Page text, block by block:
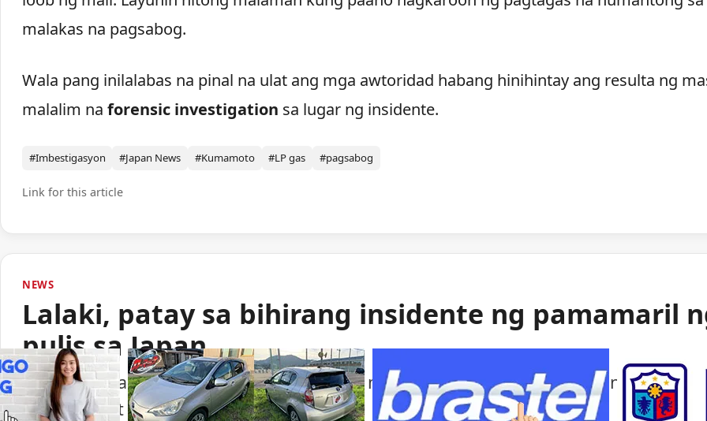
malakas na pagsabog.
Wala pang inilalabas na pinal na ulat ang mga awtoridad habang hinihintay ang resulta ng
malalim na forensic investigation sa lugar ng insidente.
#Imbestigasyon #Japan News #Kumamoto #LP gas #pagsabog
Link for this article
NEWS
Lalaki, patay sa bihirang insidente ng pamamaril
pulis sa Japan
Isang lalaki ang nasawi matapos barilin ng mga awtoridad sa isang bihirang
ng paggamit ng baril ng pulisya sa Japan.